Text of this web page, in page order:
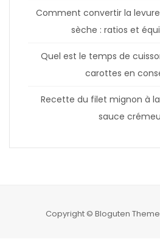
Comment convertir la
sèche : ratios et
Quel est le temps de
carottes en
Recette du filet mignon à
sauce
Copyright © Bloguten